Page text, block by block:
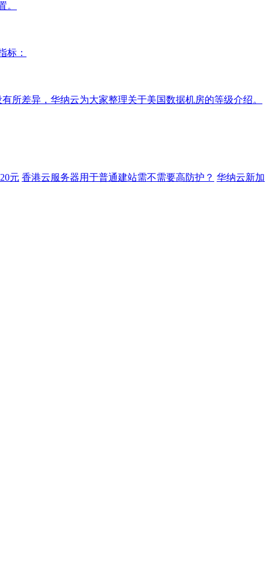
。
标：
所差异，华纳云为大家整理关于美国数据机房的等级介绍。
元 香港云服务器用于普通建站需不需要高防护？ 华纳云新加